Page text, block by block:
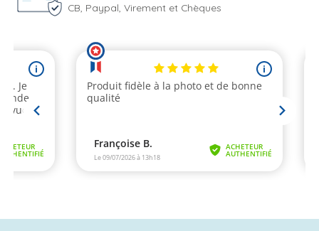
CB, Paypal, Virement et Chèques